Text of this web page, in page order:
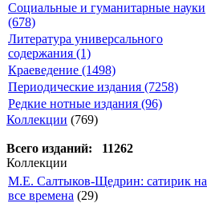
Социальные и гуманитарные науки
(678)
Литература универсального
содержания (1)
Краеведение (1498)
Периодические издания (7258)
Редкие нотные издания (96)
Коллекции (769)
Всего изданий: 11262
Коллекции
М.Е. Салтыков-Щедрин: сатирик на
все времена (29)